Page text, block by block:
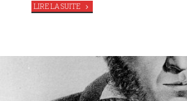
LIRE LA SUITE"
REPTILE
MENTEUR
RÉPÈTE
TAG"